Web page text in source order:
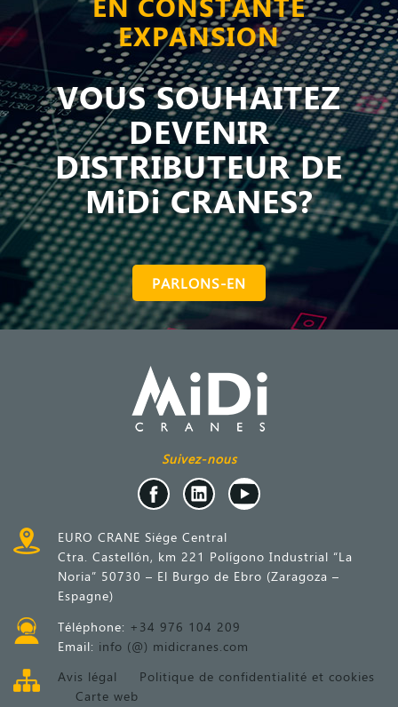
EXPANSION
VOUS SOUHAITEZ
DEVENIR
DISTRIBUTEUR DE
MiDi CRANES?
PARLONS-EN
Suivez-nous
EURO CRANE Siége Central
Ctra. Castellón, km 221 Polígono Industrial “La
Noria” 50730 – El Burgo de Ebro (Zaragoza –
Espagne)
Téléphone: +34 976 104 209
Email: info (@) midicranes.com
Avis légal
Politique de confidentialité et cookies
Carte web